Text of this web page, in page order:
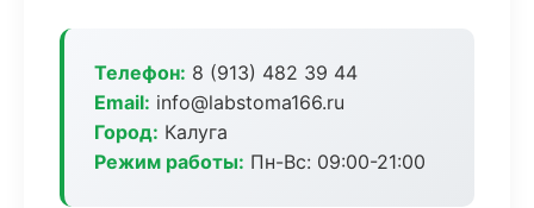
Телефон: 8 (913) 482 39 44
Email: info@labstoma166.ru
Город: Калуга
Режим работы: Пн-Вс: 09:00-21:00